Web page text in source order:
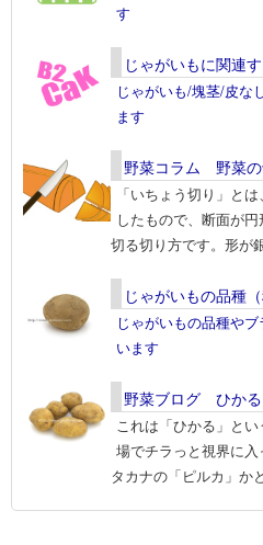
す
じゃがいもに関連
じゃがいも/塊茎/皮な
ます
野菜コラム 野菜の
「いちょう切り」と
したもので、断面が
切る切り方です。形が
じゃがいもの品種
じゃがいもの品種や
います
野菜ブログ ひかる
これは「ひかる」と
場でチラっと視界に
タカナの「ピルカ」か